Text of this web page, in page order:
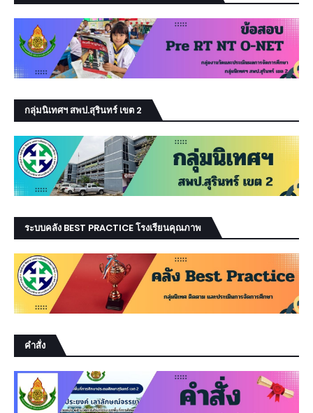
กลุ่มนิเทศฯ สพป.สุรินทร์ เขต 2
ระบบคลัง BEST PRACTICE โรงเรียนคุณภาพ
คำสั่ง